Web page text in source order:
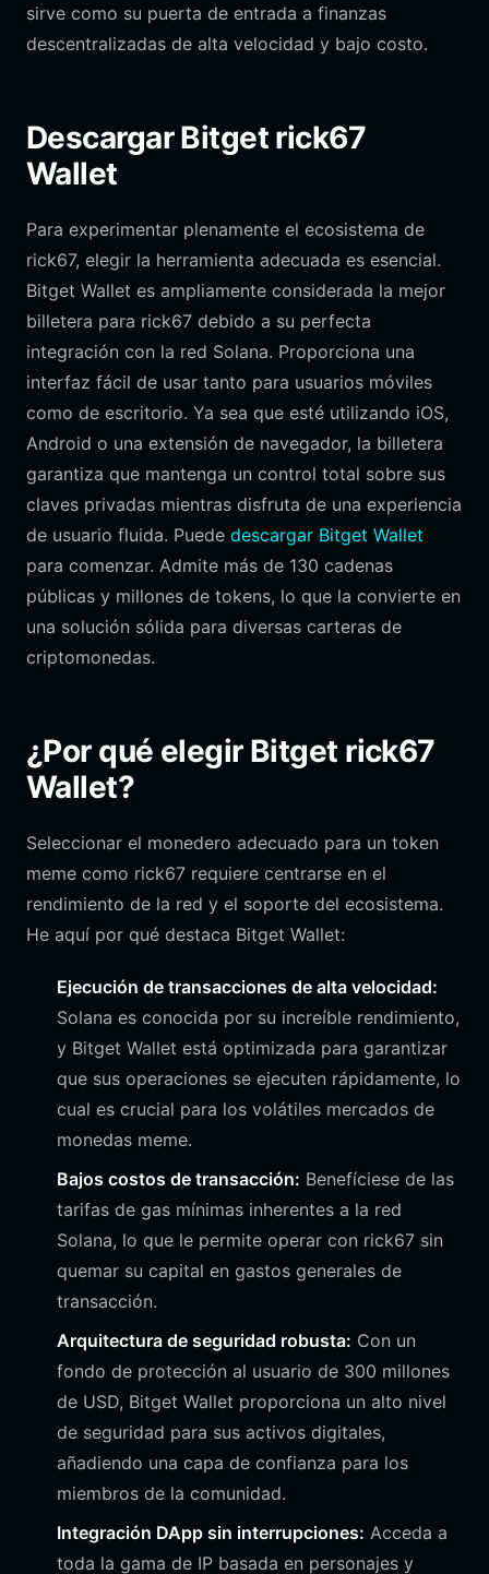
sirve como su puerta de entrada a finanzas
descentralizadas de alta velocidad y bajo costo.
Descargar Bitget rick67
Wallet
Para experimentar plenamente el ecosistema de
rick67, elegir la herramienta adecuada es esencial.
Bitget Wallet es ampliamente considerada la mejor
billetera para rick67 debido a su perfecta
integración con la red Solana. Proporciona una
interfaz fácil de usar tanto para usuarios móviles
como de escritorio. Ya sea que esté utilizando iOS,
Android o una extensión de navegador, la billetera
garantiza que mantenga un control total sobre sus
claves privadas mientras disfruta de una experiencia
de usuario fluida. Puede descargar Bitget Wallet
para comenzar. Admite más de 130 cadenas
públicas y millones de tokens, lo que la convierte en
una solución sólida para diversas carteras de
criptomonedas.
¿Por qué elegir Bitget rick67
Wallet?
Seleccionar el monedero adecuado para un token
meme como rick67 requiere centrarse en el
rendimiento de la red y el soporte del ecosistema.
He aquí por qué destaca Bitget Wallet:
Ejecución de transacciones de alta velocidad:
Solana es conocida por su increíble rendimiento,
y Bitget Wallet está optimizada para garantizar
que sus operaciones se ejecuten rápidamente, lo
cual es crucial para los volátiles mercados de
monedas meme.
Bajos costos de transacción: Benefíciese de las
tarifas de gas mínimas inherentes a la red
Solana, lo que le permite operar con rick67 sin
quemar su capital en gastos generales de
transacción.
Arquitectura de seguridad robusta: Con un
fondo de protección al usuario de 300 millones
de USD, Bitget Wallet proporciona un alto nivel
de seguridad para sus activos digitales,
añadiendo una capa de confianza para los
miembros de la comunidad.
Integración DApp sin interrupciones: Acceda a
toda la gama de IP basada en personajes y